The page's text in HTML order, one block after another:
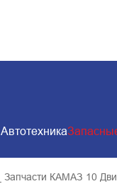
Автотехника
_ Запчасти КАМАЗ 10